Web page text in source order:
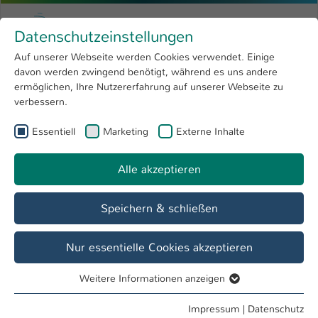
Menu
Forschung 4
Open submenu
Hochschule
International
Zum Hauptinhalt springen
Hochschule Kaiserslautern
Sie sind hier:
Labore
Fachbereich
Übersicht Studieninteressierte Studierende
Labor H 2.043 - Werkstoffprüfung
Lehre
Bachelor-Labor
Datenschutzeinstellungen
Auf unserer Webseite werden Cookies verwendet. Einige
davon werden zwingend benötigt, während es uns andere
ermöglichen, Ihre Nutzererfahrung auf unserer Webseite zu
verbessern.
Essentiell Marketing Externe Inhalte
Alle akzeptieren
Speichern & schließen
Nur essentielle Cookies akzeptieren
Essentielle Cookies werden für grundlegende Funktionen
Weitere Informationen anzeigen
Impressum | Datenschutz